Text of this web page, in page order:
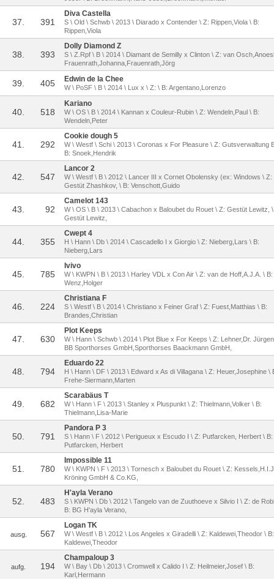
37. 391
Diva Castella
S \ Old \ Schwb \ 2013 \ Diarado x Contender \ Z: Rippen,Viola \ B:
Rippen,Viola
38. 393
Dolly Diamond Z
S \ Z.Rpf \ B \ 2014 \ Diamant de Semilly x Clinton \ Z: van
Frauenrath,Johanna,Frauenrath,Jörg
39. 405 Edwin de la Chee
W \ PoSF \ B \ 2014 \ Lux x \ Z: \ B: Argentano,Lorenzo
40. 518
Kariano
W \ OS \ B \ 2014 \ Kannan x Couleur-Rubin \ Z: Wendeln,Paul \ B:
Wendeln,Peter
41. 292
Cookie dough 5
W \ Westf \ Schi \ 2013 \ Coronas x For Pleasure \ Z: Gutsverwaltung
B: Snoek,Hendrik
42. 547
Lancor 2
W \ Westf \ B \ 2012 \ Lancer III x Cornet Obolensky (ex: Windows \ Z:
Gestüt Zhashkov, \ B: Venschott,Guido
43. 92
Camelot 143
W \ OS \ B \ 2013 \ Cabachon x Baloubet du Rouet \ Z: Gestüt Lewitz,
Gestüt Lewitz,
44. 355
Cwept 4
H \ Hann \ Db \ 2014 \ Cascadello I x Giorgio \ Z: Nieberg,Lars \ B:
Nieberg,Lars
45. 785
Ivivo
W \ KWPN \ B \ 2013 \ Harley VDL x Con Air \ Z: van de Hoff,A.J.A. \ B:
Wenz,Holger
46. 224
Christiana F
S \ Westf \ B \ 2014 \ Christiano x Feiner Graf \ Z: Fuest,Matthias \ B:
Brandes,Christian
47. 630
Plot Keeps
W \ Hann \ Schwb \ 2014 \ Plot Blue x For Keeps \ Z: Lehner,Dr.
BB Sporthorses GmbH,Sporthorses Baackmann GmbH,
48. 794
Eduardo 22
H \ Hann \ DF \ 2013 \ Edward x As di Villagana \ Z: Heuer,Josephine \
Frehe-Siermann,Marten
49. 682
Scarabäus T
W \ Hann \ F \ 2013 \ Stanley x Pluspunkt \ Z: Thielmann,Volker \ B:
Thielmann,Lisa-Marie
50. 791
Pandora P 3
S \ Hann \ F \ 2012 \ Perigueux x Escudo I \ Z: Putfarcken, Herbert \ B:
Putfarcken, Herbert
51. 780
Impossible 11
W \ KWPN \ F \ 2013 \ Tornesch x Baloubet du Rouet \ Z:
Kröning GmbH & Co.KG,
52. 483
H'ayla Verano
S \ KWPN \ Db \ 2012 \ Tangelo van de Zuuthoeve x Silvio I \ Z: de
B: BG H'ayla Verano,
ausg. 567
Logan TK
W \ Westf \ B \ 2012 \ Los Angeles x Giradelli \ Z: Kaldewei,Theodor \ B:
Kaldewei,Theodor
aufg. 194
Champaloup 3
W \ Bay \ Db \ 2013 \ Cromwell x Calido I \ Z: Heilmeier,Josef \ B:
Karl,Hermann